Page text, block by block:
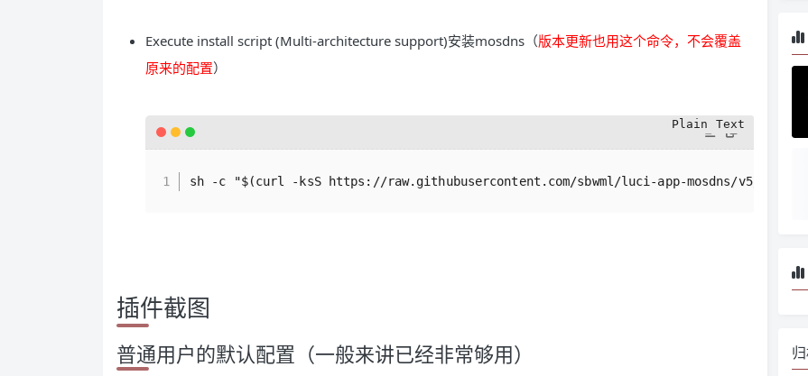
Execute install script (Multi-architecture support)安装mosdns（版本更新也用这个命令，不会覆盖
原来的配置）
sh -c "$(curl -ksS https://raw.githubusercontent.com/sbwml/luci-app-mosdns/v5/
插件截图
普通用户的默认配置（一般来讲已经非常够用）